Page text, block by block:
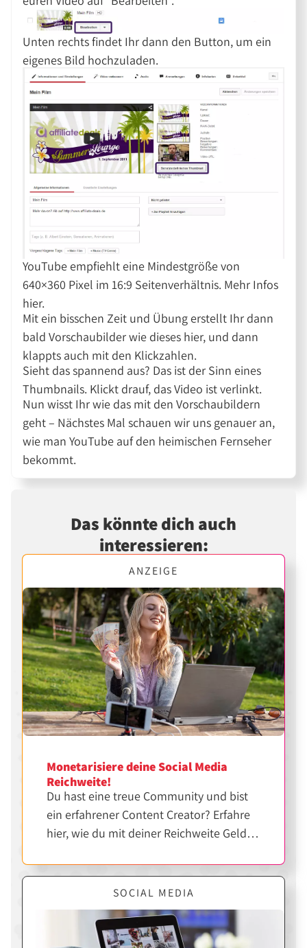
Unten rechts findet Ihr dann den Button, um ein
eigenes Bild hochzuladen.
YouTube empfiehlt eine Mindestgröße von
640×360 Pixel im 16:9 Seitenverhältnis. Mehr Infos
hier.
Mit ein bisschen Zeit und Übung erstellt Ihr dann
bald Vorschaubilder wie dieses hier, und dann
klappts auch mit den Klickzahlen.
Sieht das spannend aus? Das ist der Sinn eines
Thumbnails. Klickt drauf, das Video ist verlinkt.
Nun wisst Ihr wie das mit den Vorschaubildern
geht – Nächstes Mal schauen wir uns genauer an,
wie man YouTube auf den heimischen Fernseher
bekommt.
Das könnte dich auch
interessieren:
ANZEIGE
Monetarisiere deine Social Media
Reichweite!
Du hast eine treue Community und bist
ein erfahrener Content Creator? Erfahre
hier, wie du mit deiner Reichweite Geld
SOCIAL MEDIA